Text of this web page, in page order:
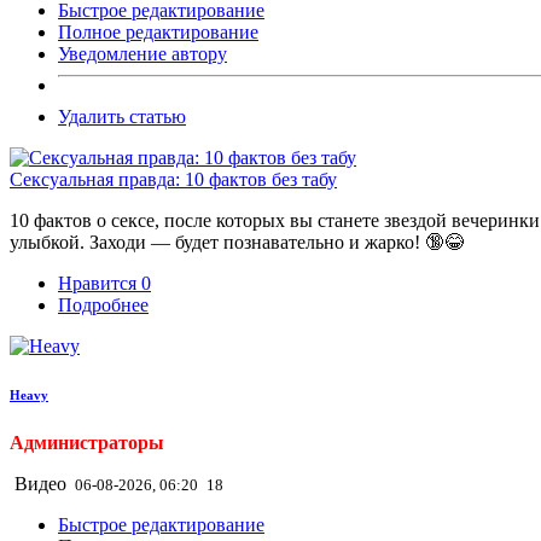
Быстрое редактирование
Полное редактирование
Уведомление автору
Удалить статью
Сексуальная правда: 10 фактов без табу
10 фактов о сексе, после которых вы станете звездой
улыбкой. Заходи — будет познавательно и жарко! 🔞😂
Нравится 0
Подробнее
Heavy
Администраторы
Видео 06-08-2026, 06:20 18
Быстрое редактирование